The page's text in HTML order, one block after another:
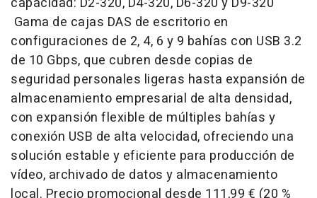
Gama de cajas DAS de escritorio en
configuraciones de 2, 4, 6 y 9 bahías con USB 3.2
de 10 Gbps, que cubren desde copias de
seguridad personales ligeras hasta expansión de
almacenamiento empresarial de alta densidad,
con expansión flexible de múltiples bahías y
conexión USB de alta velocidad, ofreciendo una
solución estable y eficiente para producción de
vídeo, archivado de datos y almacenamiento
local. Precio promocional desde 111,99 € (20 %